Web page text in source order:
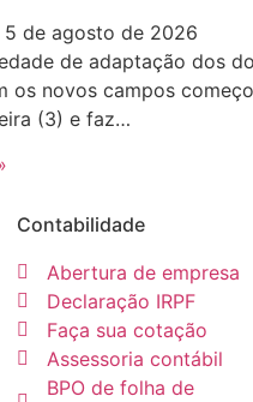
5 de agosto de 2026
de adaptação dos
os novos campos
(3) e faz…
Contabilidade
Abertura de empresa
Declaração IRPF
Faça sua cotação
Assessoria contábil
BPO de folha de